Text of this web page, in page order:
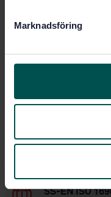
Marknadsföring
(ISO 6570:2001)
2004-
Inom samma
SS-EN ISO